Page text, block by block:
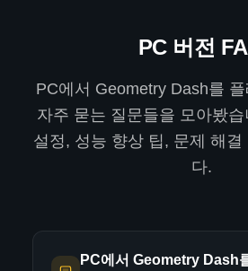
PC 버전
PC에서 Geometry Dash를
자주 묻는 질문들을 모아봤
설정, 성능 향상 팁, 문제 해결
다.
PC에서 Geometry Dash